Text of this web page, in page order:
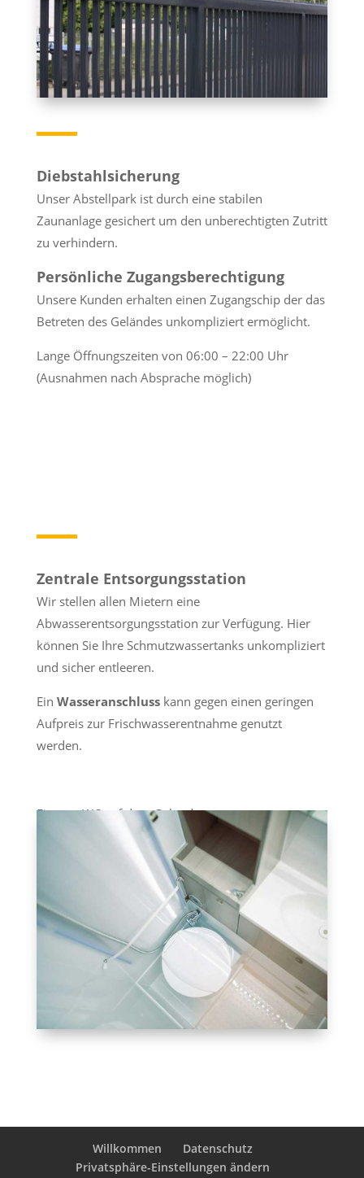
Diebstahlsicherung
Unser Abstellpark ist durch eine stabilen
Zaunanlage gesichert um den unberechtigten Zutritt
zu verhindern.
Persönliche Zugangsberechtigung
Unsere Kunden erhalten einen Zugangschip der das
Betreten des Geländes unkompliziert ermöglicht.
Lange Öffnungszeiten von 06:00 – 22:00 Uhr
(Ausnahmen nach Absprache möglich)
Zentrale Entsorgungsstation
Wir stellen allen Mietern eine
Abwasserentsorgungsstation zur Verfügung. Hier
können Sie Ihre Schmutzwassertanks unkompliziert
und sicher entleeren.
Ein Wasseranschlusskann gegen einen geringen
Aufpreis zur Frischwasserentnahme genutzt
werden.
Eigenes WC auf dem Gelände
Willkommen
Datenschutz
Privatsphäre-Einstellungen ändern